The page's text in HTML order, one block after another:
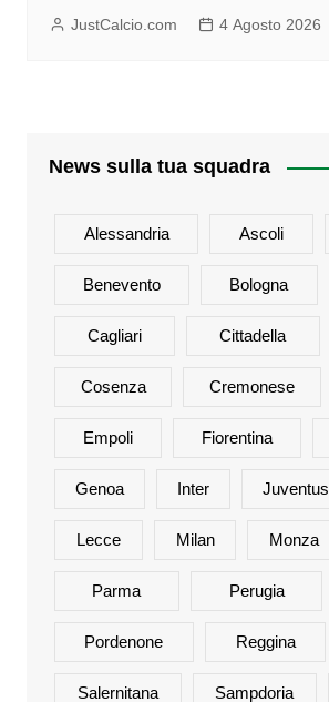
JustCalcio.com 4 Agosto 2026
News sulla tua squadra
Alessandria Ascoli
Benevento Bologna
Cagliari Cittadella
Cosenza Cremonese
Empoli Fiorentina
Genoa Inter Juventus
Lecce Milan Monza
Parma Perugia
Pordenone Reggina
Salernitana Sampdoria